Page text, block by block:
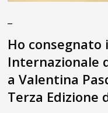
Ho consegnato
Internazionale
a Valentina
Terza Edizione